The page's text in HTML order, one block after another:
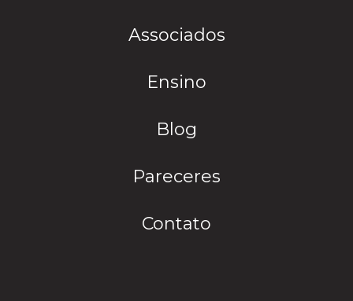
Associados
Ensino
Blog
Pareceres
Contato